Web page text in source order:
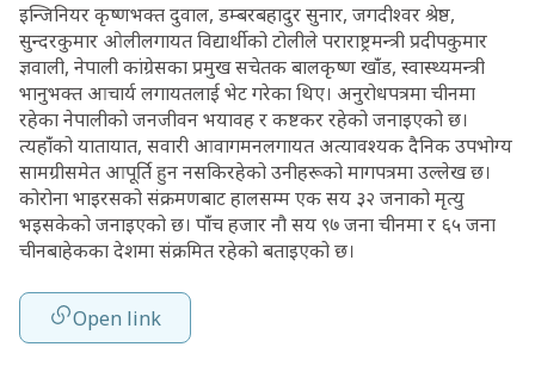
इन्जिनियर कृष्णभक्त दुवाल, डम्बरबहादुर सुनार, जगदीश्वर श्रेष्ठ,
सुन्दरकुमार ओलीलगायत विद्यार्थीको टोलीले पराराष्ट्रमन्त्री प्रदीपकुमार
ज्ञवाली, नेपाली कांग्रेसका प्रमुख सचेतक बालकृष्ण खाँंड, स्वास्थ्यमन्त्री
भानुभक्त आचार्य लगायतलाई भेट गरेका थिए। अनुरोधपत्रमा चीनमा
रहेका नेपालीको जनजीवन भयावह र कष्टकर रहेको जनाइएको छ।
त्यहाँंको यातायात, सवारी आवागमनलगायत अत्यावश्यक दैनिक उपभोग्य
सामग्रीसमेत आपूर्ति हुन नसकिरहेको उनीहरूको मागपत्रमा उल्लेख छ।
कोरोना भाइरसको संक्रमणबाट हालसम्म एक सय ३२ जनाको मृत्यु
भइसकेको जनाइएको छ। पाँंच हजार नौ सय ९७ जना चीनमा र ६५ जना
चीनबाहेकका देशमा संक्रमित रहेको बताइएको छ।
Open link